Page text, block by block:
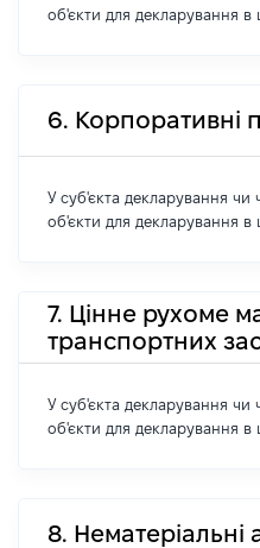
об'єкти для декларування в
6. Корпоративні
У суб'єкта декларування чи
об'єкти для декларування в
7. Цінне рухоме
транспортних
У суб'єкта декларування чи
об'єкти для декларування в
8. Нематеріальні